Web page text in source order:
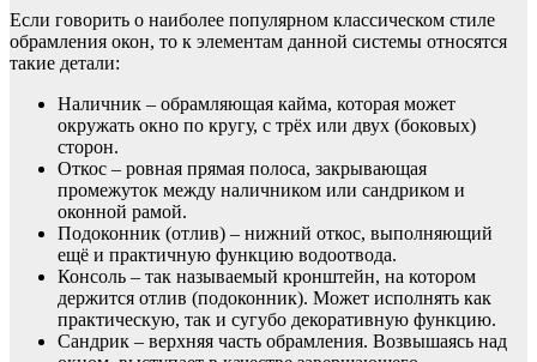
Если говорить о наиболее популярном классическом стиле
обрамления окон, то к элементам данной системы относятся
такие детали:
Наличник – обрамляющая кайма, которая может
окружать окно по кругу, с трёх или двух (боковых)
сторон.
Откос – ровная прямая полоса, закрывающая
промежуток между наличником или сандриком и
оконной рамой.
Подоконник (отлив) – нижний откос, выполняющий
ещё и практичную функцию водоотвода.
Консоль – так называемый кронштейн, на котором
держится отлив (подоконник). Может исполнять как
практическую, так и сугубо декоративную функцию.
Сандрик – верхняя часть обрамления. Возвышаясь над